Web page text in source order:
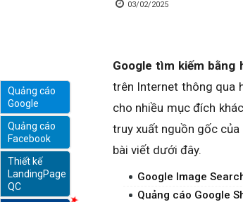
03/02/2025
Google tìm kiếm bằng
trên Internet thông qua
cho nhiều mục đích
truy xuất nguồn gốc
bài viết dưới đây.
Google Image
Quảng cáo Google
Quảng cáo
Google
Quảng cáo
Facebook
Thiết kế
LandingPage
QC